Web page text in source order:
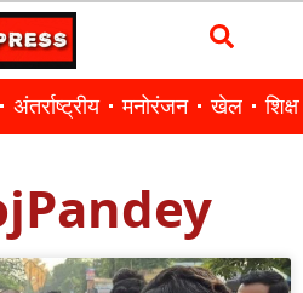
अंतर्राष्ट्रीय मनोरंजन खेल शिक्षा